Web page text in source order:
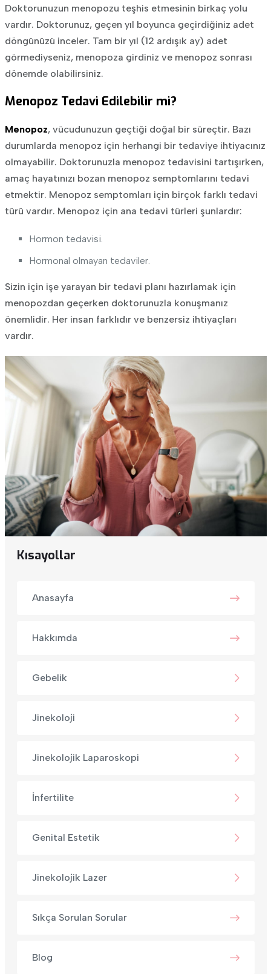
Doktorunuzun menopozu teşhis etmesinin birkaç yolu
vardır. Doktorunuz, geçen yıl boyunca geçirdiğiniz adet
döngünüzü inceler. Tam bir yıl (12 ardışık ay) adet
görmediyseniz, menopoza girdiniz ve menopoz sonrası
dönemde olabilirsiniz.
Menopoz Tedavi Edilebilir mi?
Menopoz, vücudunuzun geçtiği doğal bir süreçtir. Bazı
durumlarda menopoz için herhangi bir tedaviye ihtiyacınız
olmayabilir. Doktorunuzla menopoz tedavisini tartışırken,
amaç hayatınızı bozan menopoz semptomlarını tedavi
etmektir. Menopoz semptomları için birçok farklı tedavi
türü vardır. Menopoz için ana tedavi türleri şunlardır:
Hormon tedavisi.
Hormonal olmayan tedaviler.
Sizin için işe yarayan bir tedavi planı hazırlamak için
menopozdan geçerken doktorunuzla konuşmanız
önemlidir. Her insan farklıdır ve benzersiz ihtiyaçları
vardır.
Kısayollar
Anasayfa
Hakkımda
Gebelik
Jinekoloji
Jinekolojik Laparoskopi
İnfertilite
Genital Estetik
Jinekolojik Lazer
Sıkça Sorulan Sorular
Blog